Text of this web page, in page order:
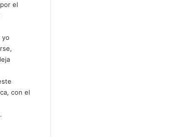
el
yo
con el